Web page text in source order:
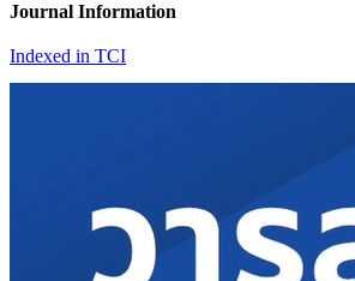
Journal Information
Indexed in TCI